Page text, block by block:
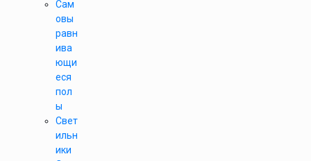
Сам
овы
равн
ива
ющи
еся
пол
ы
Свет
ильн
ики